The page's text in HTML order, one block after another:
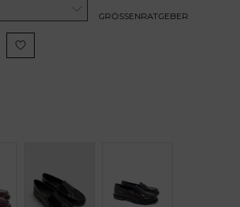
GRÖSSENRATGEBER